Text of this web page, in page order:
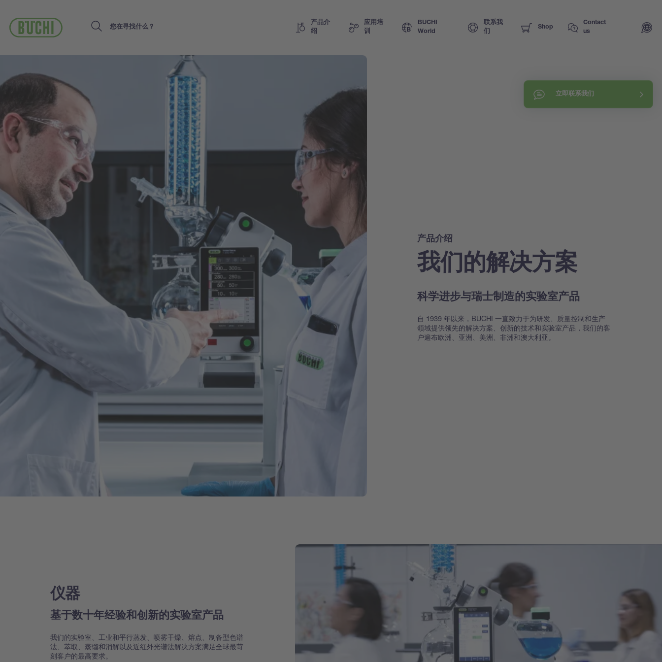
Search
产品介
绍
应用培
训
BUCHI
World
联系我
们
Shop
Contact
us
立即联系我们
产品介绍
我们的解决方案
科学进步与瑞士制造的实验室产品
自 1939 年以来，BUCHI 一直致力于为研发、质量控制和生产
领域提供领先的解决方案、创新的技术和实验室产品，我们的客
户遍布欧洲、亚洲、美洲、非洲和澳大利亚。
仪器
基于数十年经验和创新的实验室产品
我们的实验室、工业和平行蒸发、喷雾干燥、熔点、制备型色谱
法、萃取、蒸馏和消解以及近红外光谱法解决方案满足全球最苛
刻客户的最高要求。